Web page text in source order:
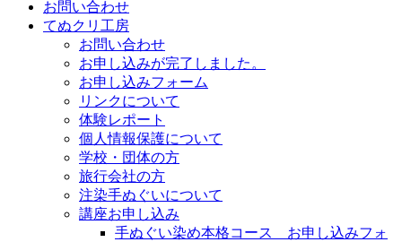
お問い合わせ
てぬクリ工房
お問い合わせ
お申し込みが完了しました。
お申し込みフォーム
リンクについて
体験レポート
個人情報保護について
学校・団体の方
旅行会社の方
注染手ぬぐいについて
講座お申し込み
手ぬぐい染め本格コース お申し込みフォ